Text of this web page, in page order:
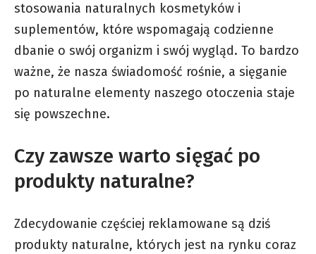
stosowania naturalnych kosmetyków i
suplementów, które wspomagają codzienne
dbanie o swój organizm i swój wygląd. To bardzo
ważne, że nasza świadomość rośnie, a sięganie
po naturalne elementy naszego otoczenia staje
się powszechne.
Czy zawsze warto sięgać po
produkty naturalne?
Zdecydowanie częściej reklamowane są dziś
produkty naturalne, których jest na rynku coraz